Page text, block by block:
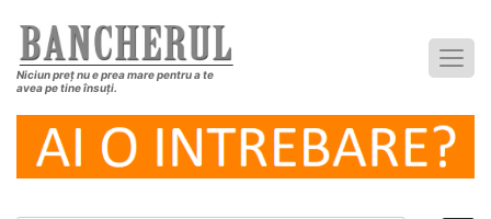
Niciun preț nu e prea mare pentru a te
avea pe tine însuți.